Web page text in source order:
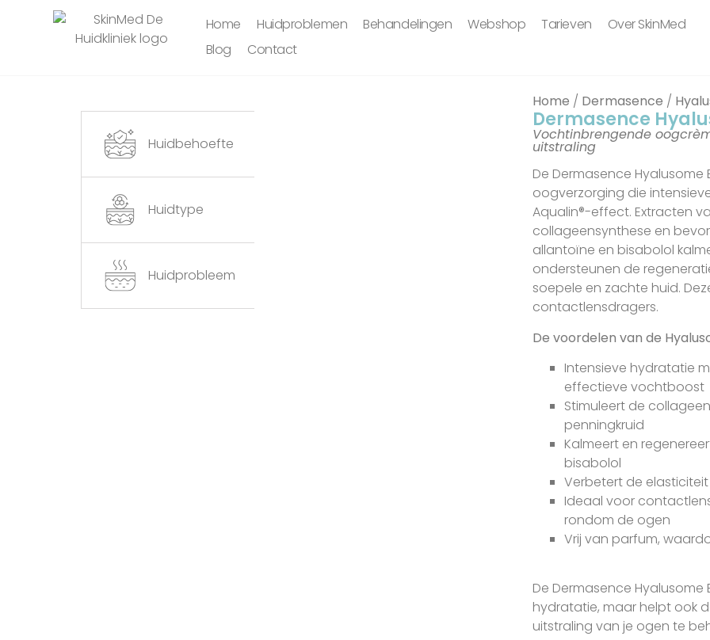
Home Huidproblemen Behandelingen Webshop Tarieven
Over SkinMed
Blog
Contact
Huidbehoefte
Huidtype
Huidprobleem
Home / Dermasence /
Dermasence
Vochtinbrengende
uitstraling
De Dermasence
oogverzorging die
Aqualin®-effect. Extracten
collageensynthese en
allantoïne en bisabolol
ondersteunen de
soepele en zachte huid.
contactlensdragers.
De voordelen van de
Intensieve hydratatie
effectieve vochtboost
Stimuleert de
penningkruid
Kalmeert en
bisabolol
Verbetert de
Ideaal voor
rondom de ogen
Vrij van parfum,
De Dermasence
hydratatie, maar helpt ook
uitstraling van je ogen te